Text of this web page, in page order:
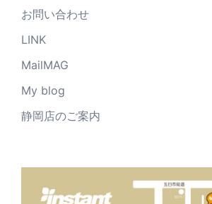
お問い合わせ
LINK
MailMAG
My blog
静岡店のご案内